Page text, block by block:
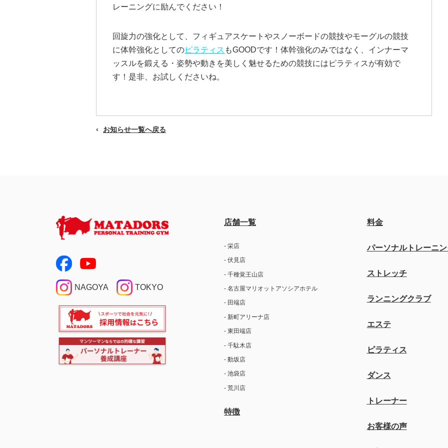
レーニングに励んでください！
回旋力の強化として、フィギュアスケートやスノーボードの競技やモーグルの競技
に体幹強化としてのピラティス もGOODです！体幹強化のみではなく、インナーマ
ッスルを鍛える・姿勢や動きを美しく魅せるための競技にはピラティスが有効で
す！是非、お試しくださいね。
お知らせ一覧へ戻る
NAGOYA TOKYO
店舗一覧
- 栄店
- 伏見店
- 千種覚王山店
- 名古屋マリオットアソシアホテル
- 田端店
- 新町アリーナ店
- 東田端店
- 千駄木店
- 動坂店
- 池袋店
- 荒川店
特徴
料金
パーソナルトレーニ
ストレッチ
ランニングクラブ
エステ
ピラティス
ダンス
トレーナー
お客様の声